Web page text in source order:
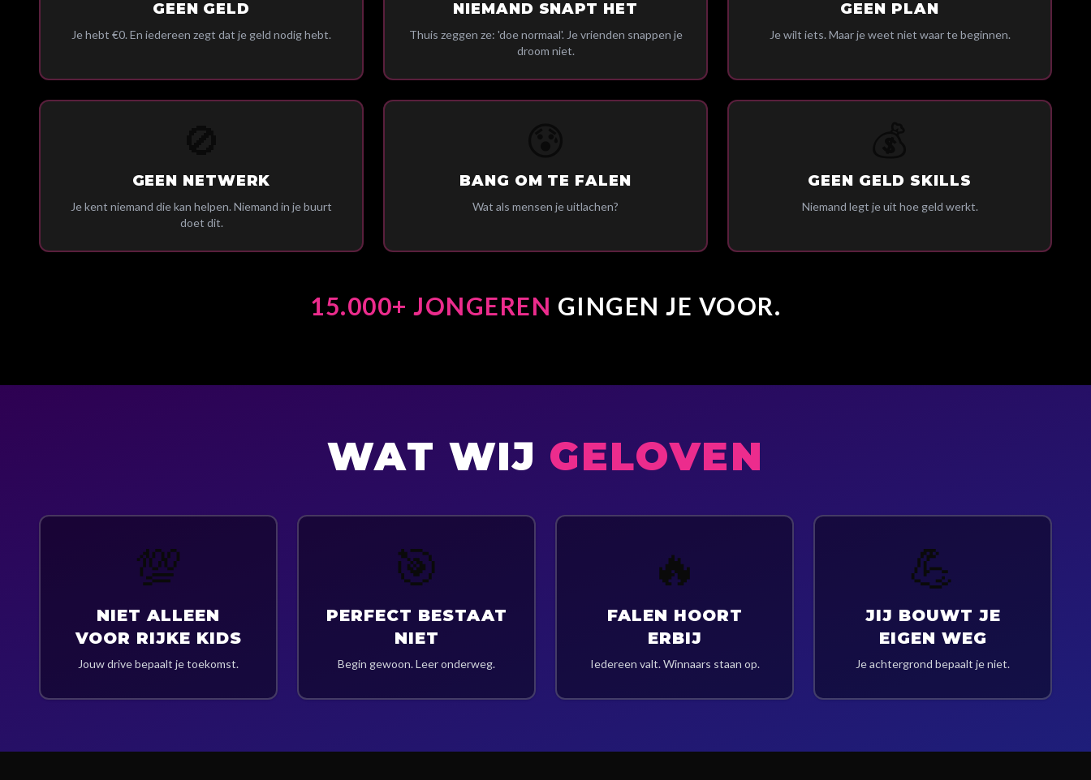
GEEN GELD
Je hebt €0. En iedereen zegt dat je geld nodig hebt.
NIEMAND SNAPT HET
Thuis zeggen ze: 'doe normaal'. Je vrienden snappen je
droom niet.
GEEN PLAN
Je wilt iets. Maar je weet niet waar te beginnen.
GEEN NETWERK
Je kent niemand die kan helpen. Niemand in je buurt
doet dit.
BANG OM TE FALEN
Wat als mensen je uitlachen?
GEEN GELD SKILLS
Niemand legt je uit hoe geld werkt.
15.000+ JONGEREN GINGEN JE VOOR.
WAT WIJ GELOVEN
💯
NIET ALLEEN
VOOR RIJKE KIDS
Jouw drive bepaalt je toekomst.
🎯
PERFECT BESTAAT
NIET
Begin gewoon. Leer onderweg.
🔥
FALEN HOORT
ERBIJ
Iedereen valt. Winnaars staan op.
💪
JIJ BOUWT JE
EIGEN WEG
Je achtergrond bepaalt je niet.